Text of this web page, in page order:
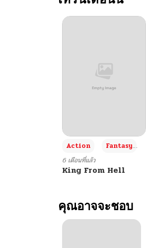
Action Fantasy
6 เดือนที่แล้ว
King From Hell
คุณอาจจะชอบ